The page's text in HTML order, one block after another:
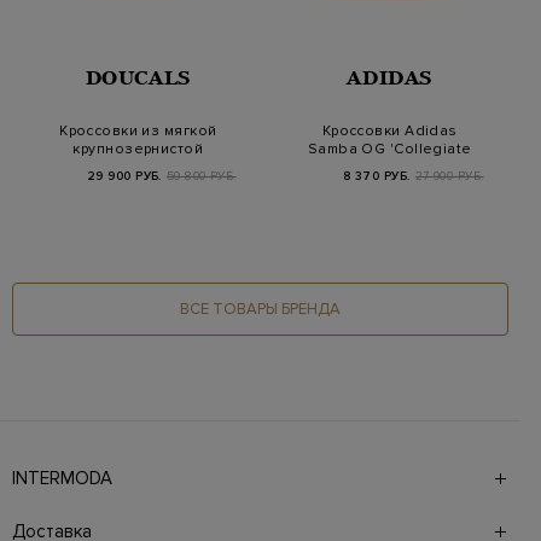
DOUCALS
Кроссовки из мягкой
крупнозернистой
29 900 РУБ. 59 800 РУБ.
ADIDAS
Кроссовки Adidas
Samba OG 'Collegiate
8 370 РУБ. 27 900 РУБ.
ВСЕ ТОВАРЫ БРЕНДА
INTERMODA
брендов на 4 этажах в самом центре города. На сайте
Доставка